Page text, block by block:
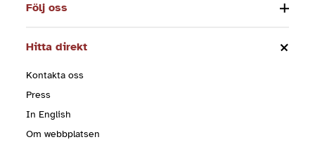
Följ oss
Hitta direkt
Kontakta oss
Press
In English
Om webbplatsen